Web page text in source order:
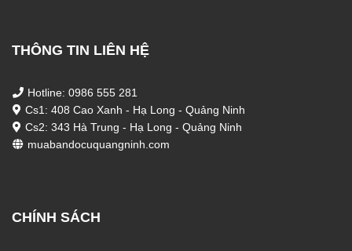
THÔNG TIN LIÊN HỆ
Hotline: 0986 555 281
Cs1: 408 Cao Xanh - Hạ Long - Quảng Ninh
Cs2: 343 Hà Trung - Hạ Long - Quảng Ninh
muabandocuquangninh.com
CHÍNH SÁCH